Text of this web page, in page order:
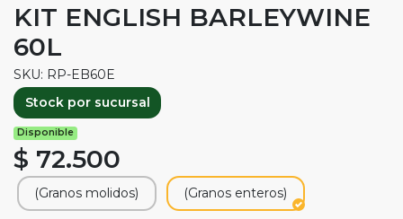
KIT ENGLISH BARLEYWINE
60L
SKU: RP-EB60E
Stock por sucursal
Disponible
$ 72.500
(Granos molidos) (Granos enteros)